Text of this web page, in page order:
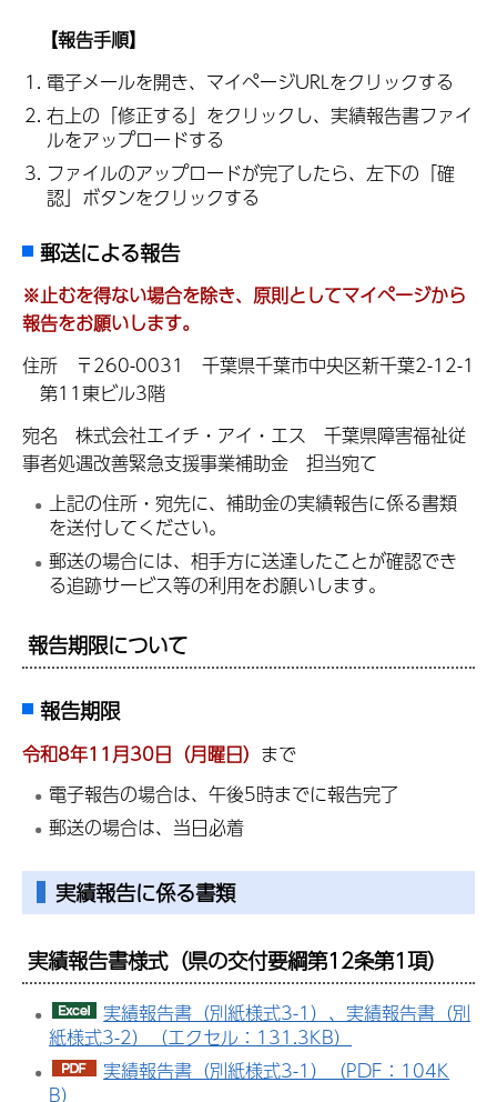
【報告手順】
電子メールを開き、マイページURLをクリックする
右上の「修正する」をクリックし、実績報告書ファイ
ルをアップロードする
ファイルのアップロードが完了したら、左下の「確
認」ボタンをクリックする
郵送による報告
※止むを得ない場合を除き、原則としてマイページから
報告をお願いします。
住所 〒260-0031 千葉県千葉市中央区新千葉2-12-1
第11東ビル3階
宛名 株式会社エイチ・アイ・エス 千葉県障害福祉従
事者処遇改善緊急支援事業補助金 担当宛て
上記の住所・宛先に、補助金の実績報告に係る書類
を送付してください。
郵送の場合には、相手方に送達したことが確認でき
る追跡サービス等の利用をお願いします。
報告期限について
報告期限
令和8年11月30日（月曜日） まで
電子報告の場合は、午後5時までに報告完了
郵送の場合は、当日必着
実績報告に係る書類
実績報告書様式（県の交付要綱第12条第1項）
実績報告書（別紙様式3-1）、実績報告書（別
紙様式3-2）（エクセル：131.3KB）
実績報告書（別紙様式3-1）（PDF：104K
B）